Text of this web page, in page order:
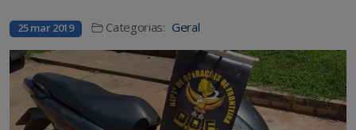
25 mar 2019 Categorias: Geral